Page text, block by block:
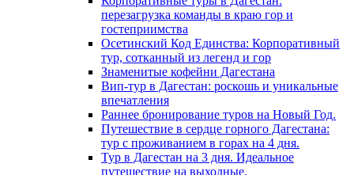
перезагрузка команды в краю гор и
гостеприимства
Осетинский Код Единства: Корпоративный
тур, сотканный из легенд и гор
Знаменитые кофейни Дагестана
Вип-тур в Дагестан: роскошь и уникальные
впечатления
Раннее бронирование туров на Новый Год.
Путешествие в сердце горного Дагестана:
тур с проживанием в горах на 4 дня.
Тур в Дагестан на 3 дня. Идеальное
путешествие на выходные.